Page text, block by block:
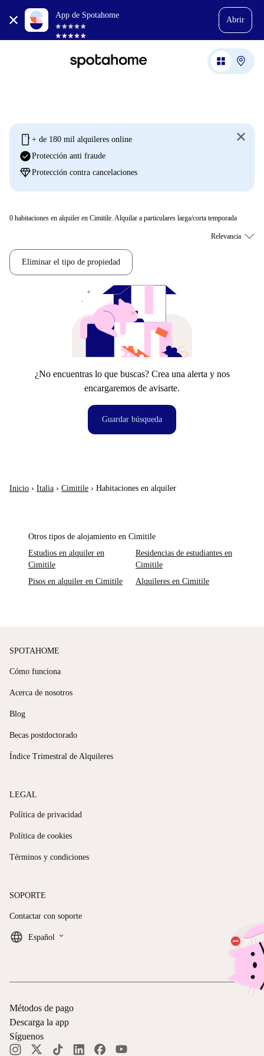
App de Spotahome
Abrir
mobile + de 180 mil alquileres online
check_circleProtección anti fraude
diamondProtección contra cancelaciones
0 habitaciones en alquiler en Cimitile. Alquilar a particulares larga/corta temporada
Eliminar el tipo de propiedad
¿No encuentras lo que buscas? Crea una alerta y nos
encargaremos de avisarte.
Guardar búsqueda
Inicio › Italia › Cimitile › Habitaciones en alquiler
Otros tipos de alojamiento en Cimitile
Estudios en alquiler en
Cimitile
Residencias de estudiantes en
Cimitile
Pisos en alquiler en Cimitile
Alquileres en Cimitile
SPOTAHOME
Cómo funciona
Acerca de nosotros
Blog
Becas postdoctorado
Índice Trimestral de Alquileres
LEGAL
Política de privacidad
Política de cookies
Términos y condiciones
SOPORTE
Contactar con soporte
Español keyboard_arrow_down
Métodos de pago
Descarga la app
Síguenos